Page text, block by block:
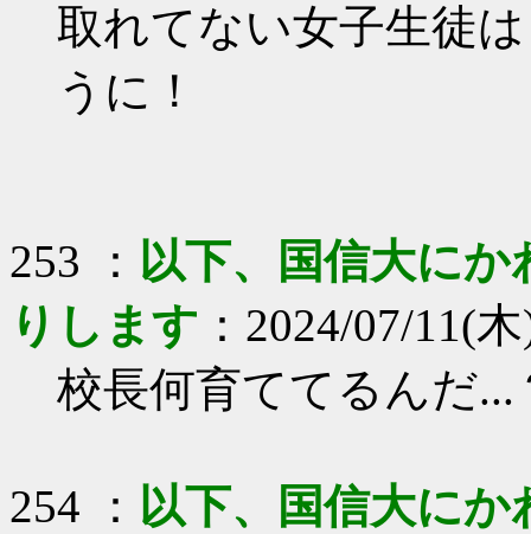
取れてない女子生徒
うに！
253 ： 以下、国信大に
りします ：2024/07/11(
校長何育ててるんだ...
254 ： 以下、国信大に